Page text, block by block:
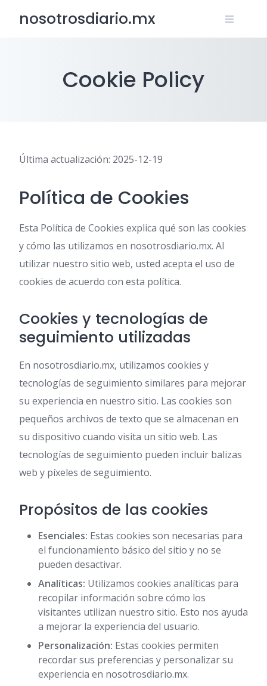
nosotrosdiario.mx
Cookie Policy
Última actualización: 2025-12-19
Política de Cookies
Esta Política de Cookies explica qué son las cookies
y cómo las utilizamos en nosotrosdiario.mx. Al
utilizar nuestro sitio web, usted acepta el uso de
cookies de acuerdo con esta política.
Cookies y tecnologías de
seguimiento utilizadas
En nosotrosdiario.mx, utilizamos cookies y
tecnologías de seguimiento similares para mejorar
su experiencia en nuestro sitio. Las cookies son
pequeños archivos de texto que se almacenan en
su dispositivo cuando visita un sitio web. Las
tecnologías de seguimiento pueden incluir balizas
web y píxeles de seguimiento.
Propósitos de las cookies
Esenciales: Estas cookies son necesarias para
el funcionamiento básico del sitio y no se
pueden desactivar.
Analíticas: Utilizamos cookies analíticas para
recopilar información sobre cómo los
visitantes utilizan nuestro sitio. Esto nos ayuda
a mejorar la experiencia del usuario.
Personalización: Estas cookies permiten
recordar sus preferencias y personalizar su
experiencia en nosotrosdiario.mx.